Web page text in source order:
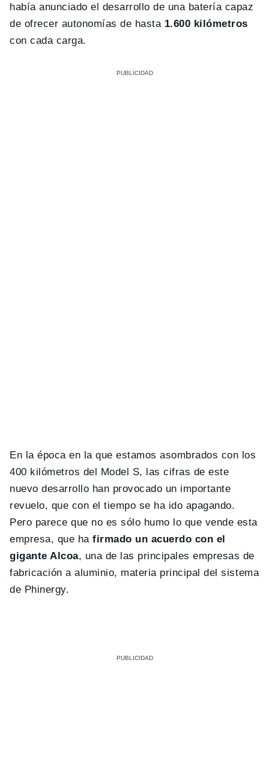
había anunciado el desarrollo de una batería capaz
de ofrecer autonomías de hasta 1.600 kilómetros
con cada carga.
En la época en la que estamos asombrados con los
400 kilómetros del Model S, las cifras de este
nuevo desarrollo han provocado un importante
revuelo, que con el tiempo se ha ido apagando.
Pero parece que no es sólo humo lo que vende esta
empresa, que hafirmado un acuerdo con el
gigante Alcoa, una de las principales empresas de
fabricación a aluminio, materia principal del sistema
de Phinergy.